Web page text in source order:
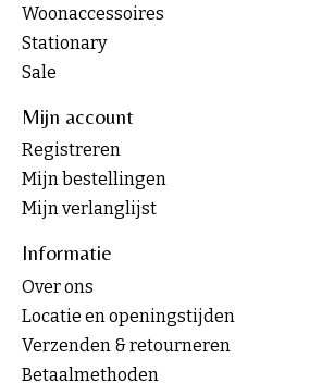
Woonaccessoires
Stationary
Sale
Mijn account
Registreren
Mijn bestellingen
Mijn verlanglijst
Informatie
Over ons
Locatie en openingstijden
Verzenden & retourneren
Betaalmethoden